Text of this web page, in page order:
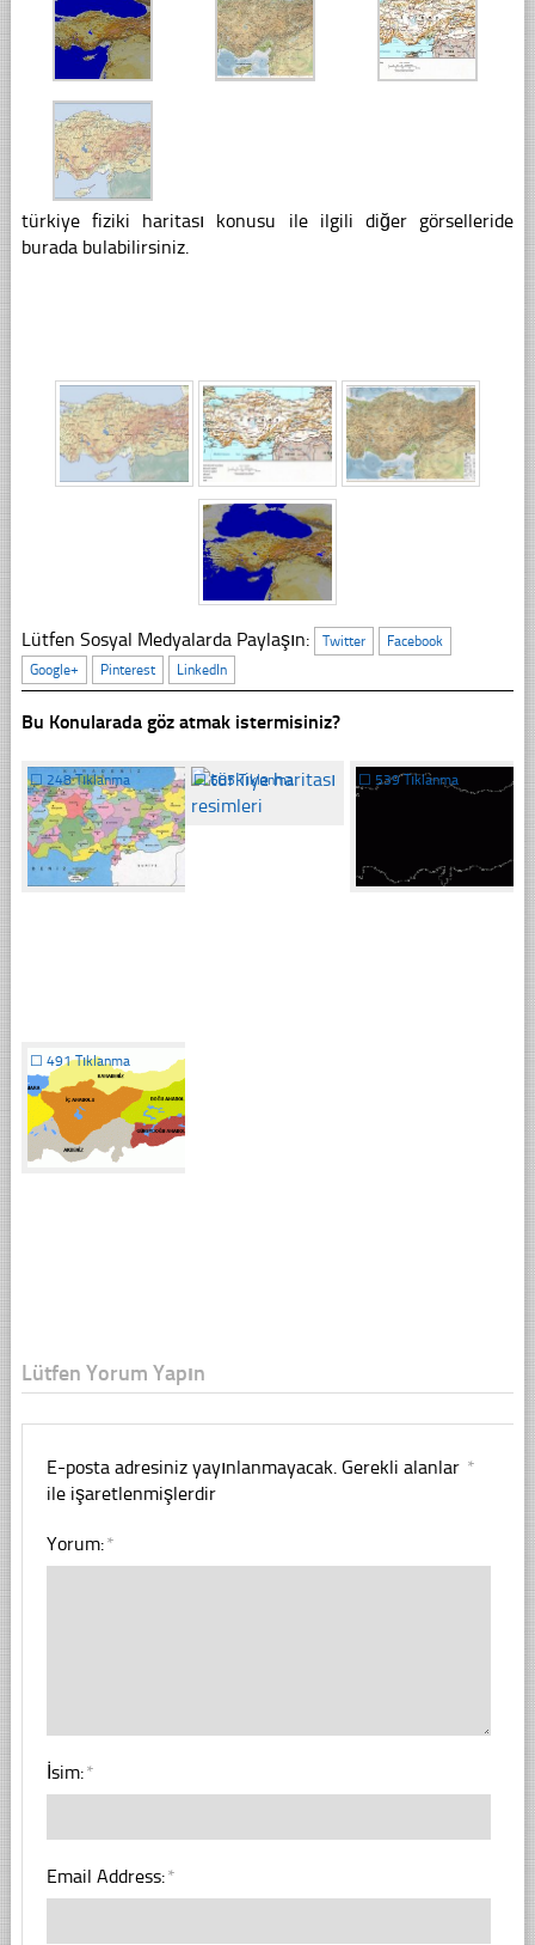
türkiye fiziki haritası konusu ile ilgili diğer görselleride
burada bulabilirsiniz.
Lütfen Sosyal Medyalarda Paylaşın: Twitter
Facebook
Google+
Pinterest LinkedIn
Bu Konularada göz atmak istermisiniz?
☐ 248 Tıklanma ☐685 Tıklanma ☐ 539 Tıklanma
☐ 491 Tıklanma
Lütfen Yorum Yapın
E-posta adresiniz yayınlanmayacak. Gerekli alanlar *
ile işaretlenmişlerdir
Yorum:*
İsim:*
Email Address:*